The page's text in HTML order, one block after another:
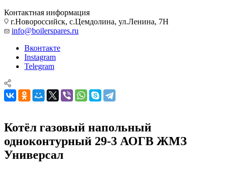
Контактная информация
г.Новороссийск, с.Цемдолина, ул.Ленина, 7Н
info@boilerspares.ru
Вконтакте
Instagram
Telegram
Котёл газовый напольный
одноконтурный 29-3 АОГВ ЖМЗ
Универсал